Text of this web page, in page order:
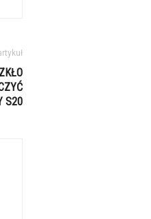
S20